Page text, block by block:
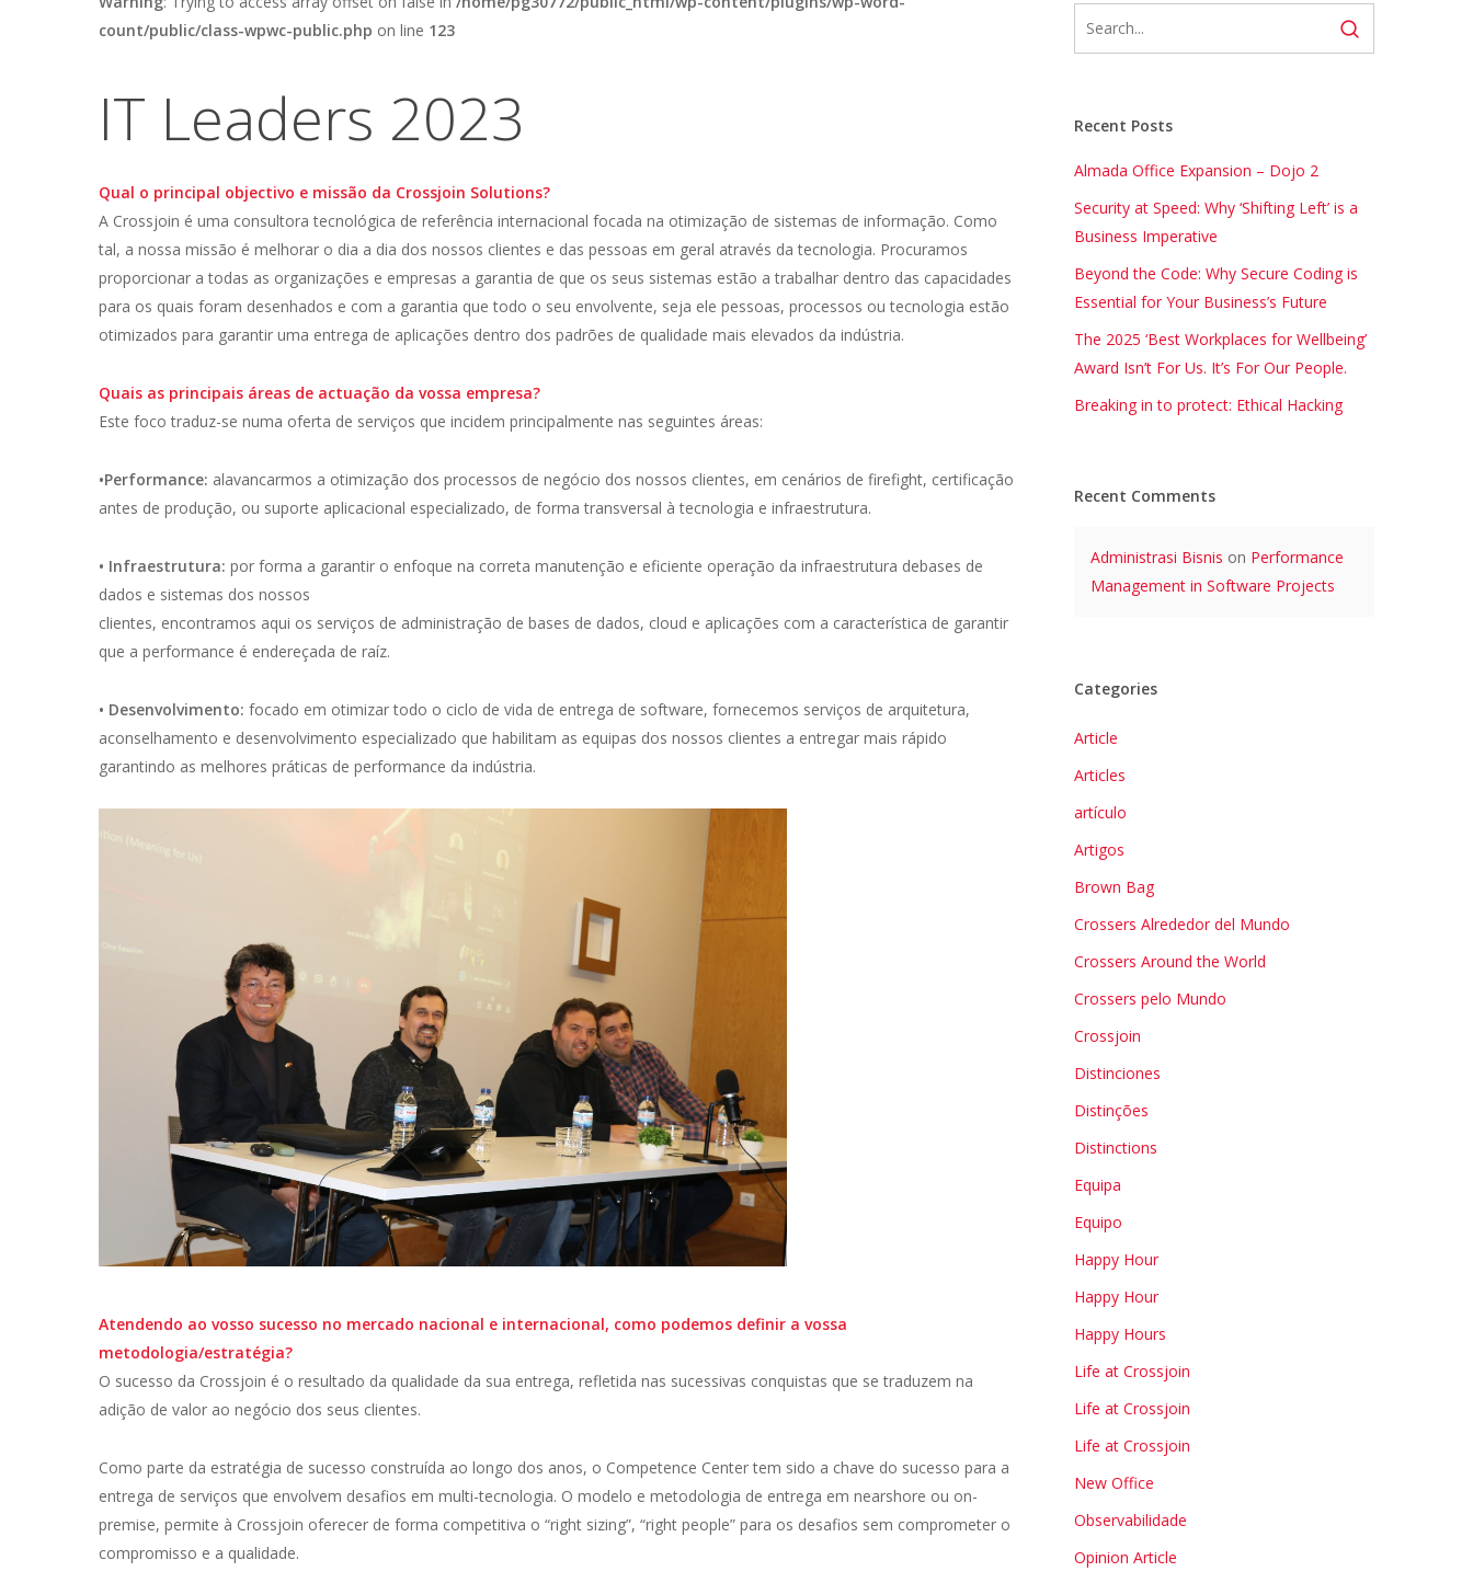
count/public/class-wpwc-public.php on line 123
IT Leaders 2023
Qual o principal objectivo e missão da Crossjoin Solutions?
A Crossjoin é uma consultora tecnológica de referência internacional focada na otimização de sistemas de informação. Como
tal, a nossa missão é melhorar o dia a dia dos nossos clientes e das pessoas em geral através da tecnologia. Procuramos
proporcionar a todas as organizações e empresas a garantia de que os seus sistemas estão a trabalhar dentro das capacidades
para os quais foram desenhados e com a garantia que todo o seu envolvente, seja ele pessoas, processos ou tecnologia estão
otimizados para garantir uma entrega de aplicações dentro dos padrões de qualidade mais elevados da indústria.
Quais as principais áreas de actuação da vossa empresa?
Este foco traduz-se numa oferta de serviços que incidem principalmente nas seguintes áreas:
•Performance: alavancarmos a otimização dos processos de negócio dos nossos clientes, em cenários de firefight, certificação
antes de produção, ou suporte aplicacional especializado, de forma transversal à tecnologia e infraestrutura.
• Infraestrutura: por forma a garantir o enfoque na correta manutenção e eficiente operação da infraestrutura debases de
dados e sistemas dos nossos
clientes, encontramos aqui os serviços de administração de bases de dados, cloud e aplicações com a característica de garantir
que a performance é endereçada de raíz.
• Desenvolvimento: focado em otimizar todo o ciclo de vida de entrega de software, fornecemos serviços de arquitetura,
aconselhamento e desenvolvimento especializado que habilitam as equipas dos nossos clientes a entregar mais rápido
garantindo as melhores práticas de performance da indústria.
Atendendo ao vosso sucesso no mercado nacional e internacional, como podemos definir a vossa
metodologia/estratégia?
O sucesso da Crossjoin é o resultado da qualidade da sua entrega, refletida nas sucessivas conquistas que se traduzem na
adição de valor ao negócio dos seus clientes.
Como parte da estratégia de sucesso construída ao longo dos anos, o Competence Center tem sido a chave do sucesso para a
entrega de serviços que envolvem desafios em multi-tecnologia. O modelo e metodologia de entrega em nearshore ou on-
premise, permite à Crossjoin oferecer de forma competitiva o “right sizing”, “right people” para os desafios sem comprometer o
compromisso e a qualidade.
Recent Posts
Almada Office Expansion – Dojo 2
Security at Speed: Why ‘Shifting Left’ is a
Business Imperative
Beyond the Code: Why Secure Coding is
Essential for Your Business’s Future
The 2025 ‘Best Workplaces for Wellbeing’
Award Isn’t For Us. It’s For Our People.
Breaking in to protect: Ethical Hacking
Recent Comments
Administrasi Bisnis on Performance
Management in Software Projects
Categories
Article
Articles
artículo
Artigos
Brown Bag
Crossers Alrededor del Mundo
Crossers Around the World
Crossers pelo Mundo
Crossjoin
Distinciones
Distinções
Distinctions
Equipa
Equipo
Happy Hour
Happy Hour
Happy Hours
Life at Crossjoin
Life at Crossjoin
Life at Crossjoin
New Office
Observabilidade
Opinion Article